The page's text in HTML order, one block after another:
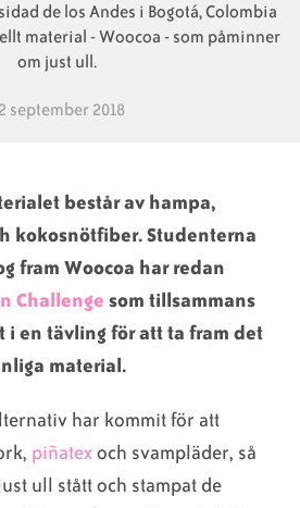
Vanliga
de los Andes i Bogotá, Colombia
material - Woocoa - som påminner
om just ull.
september 2018
består av hampa,
kokosnötfiber. Studenterna
fram Woocoa har redan
Challengesom tillsammans
i en tävling för att ta fram det
material.
har kommit för att
piñatexoch svampläder, så
ull stått och stampat de